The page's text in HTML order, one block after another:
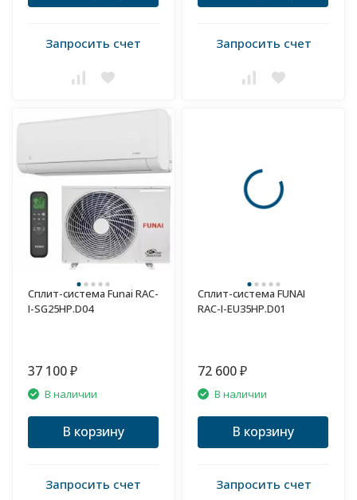
Запросить счет Запросить счет
Сплит-система Funai RAC-
I-SG25HP.D04
37 100 ₽
В наличии
В корзину
Запросить счет
Сплит-система FUNAI
RAC-I-EU35HP.D01
72 600 ₽
В наличии
В корзину
Запросить счет